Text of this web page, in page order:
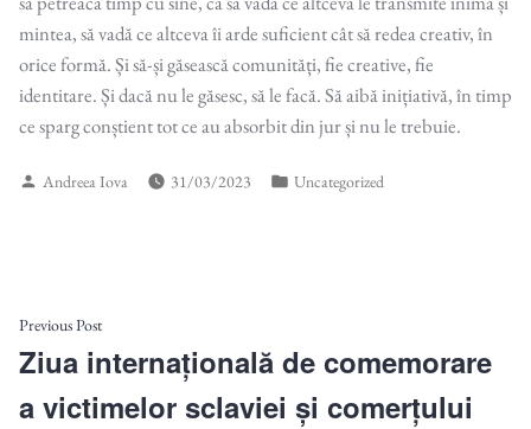
mintea, să vadă ce altceva îi arde suficient cât să redea creativ, în
orice formă. Și să-și găsească comunități, fie creative, fie
identitare. Și dacă nu le găsesc, să le facă. Să aibă inițiativă, în timp
ce sparg conștient tot ce au absorbit din jur și nu le trebuie.
Posted
Andreea Iova 31/03/2023
Posted
Uncategorized
Post
navigation
Previous PostPrevious
post:
Ziua internațională de comemorare
a victimelor sclaviei și comerțului